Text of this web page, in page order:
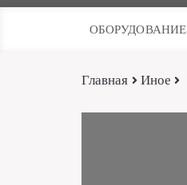
ОБОРУДОВАНИЕ
Главная Иное